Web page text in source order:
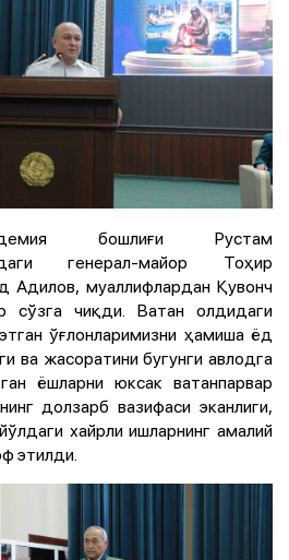
бошлиғи Рустам
генерал-майор Тоҳир
Адилов, муаллифлардан Қувонч
сўзга чиқди. Ватан олдидаги
ўғлонларимизни ҳамиша ёд
ва жасоратини бугунги авлодга
ёшларни юксак ватанпарвар
долзарб вазифаси эканлиги,
хайрли ишларнинг амалий
этилди.